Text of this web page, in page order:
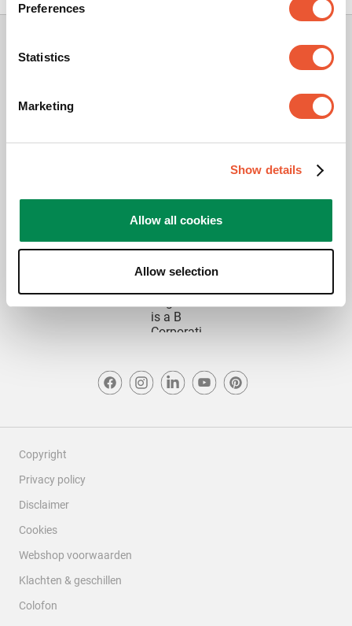
Preferences
Statistics
Marketing
Show details
Allow all cookies
Allow selection
Bedankt!
4.73
Copyright
Privacy policy
Disclaimer
Cookies
Webshop voorwaarden
Klachten & geschillen
Colofon